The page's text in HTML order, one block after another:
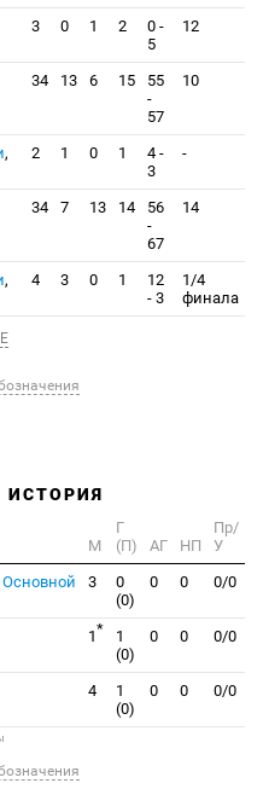
3 0 1 2
0 -
5
12
34 13 6 15
55
-
57
10
,
2 1 0 1
4 -
3
-
34 7 13 14
56
-
67
14
,
4 3 0 1
12
- 3
1/4
финала
ИСТОРИЯ
М
Г
(П)
АГ НП
Пр/
У
Основной
3
0
(0)
0 0 0/0
1*
1
(0)
0 0 0/0
4
1
(0)
0 0 0/0